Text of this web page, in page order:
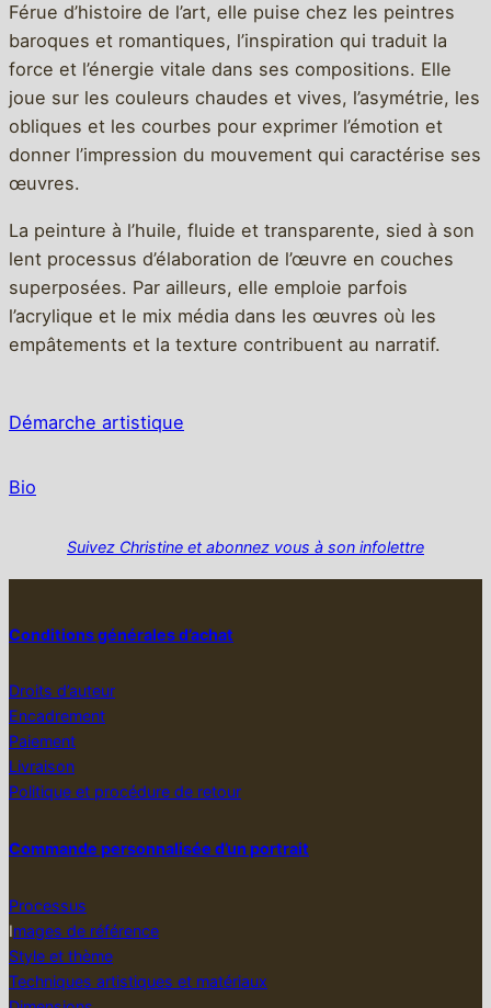
Férue d’histoire de l’art, elle puise chez les peintres
baroques et romantiques, l’inspiration qui traduit la
force et l’énergie vitale dans ses compositions. Elle
joue sur les couleurs chaudes et vives, l’asymétrie, les
obliques et les courbes pour exprimer l’émotion et
donner l’impression du mouvement qui caractérise ses
œuvres.
La peinture à l’huile, fluide et transparente, sied à son
lent processus d’élaboration de l’œuvre en couches
superposées. Par ailleurs, elle emploie parfois
l’acrylique et le mix média dans les œuvres où les
empâtements et la texture contribuent au narratif.
Démarche artistique
Bio
Suivez Christine et abonnez vous à son infolettre
Conditions générales d’achat
Droits d’auteur
Encadrement
Paiement
Livraison
Politique et procédure de retour
Commande personnalisée d’un portrait
Processus
Images de référence
Style et thème
Techniques artistiques et matériaux